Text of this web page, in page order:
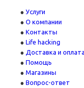
Услуги
О компании
Контакты
Life hacking
Доставка и оплата
Помощь
Магазины
Вопрос-ответ